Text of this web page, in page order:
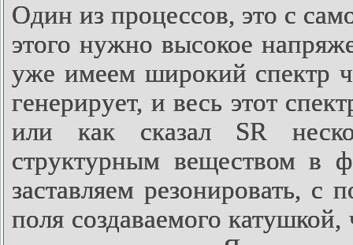
Один из процессов, это с
этого нужно высокое
уже имеем широкий спектр
генерирует, и весь этот
или как сказал SR
структурным веществом в
заставляем резонировать, с
поля создаваемого